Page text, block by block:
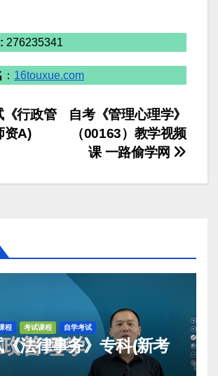
276235341
： 16touxue.com
自考《管理心理学》
（00163）教学视频
课 一路偷学网
《行政管
资A)
程 考试课程 自学考试
《法律事务》专科(新考